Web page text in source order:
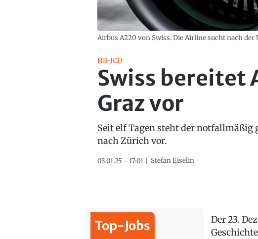
Airbus A220 von Swiss: Die Airline sucht nach der
HB-JCD
Swiss bereitet
Graz vor
Seit elf Tagen steht der notfallmäßig
nach Zürich vor.
03.01.25 - 17:01 Stefan Eiselin
Top-Jobs
Der 23.